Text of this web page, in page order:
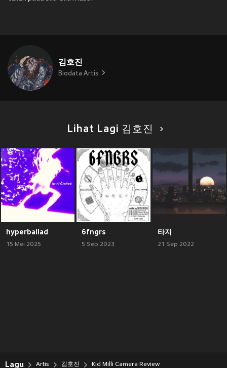
김호진
Biodata Artis
Lihat Lagi 김호진
hyperballad
15 Mei 2025
6fngrs
5 Sep 2023
타지
21 Sep 2022
Lagu Artis 김호진 Kid Milli Camera Review